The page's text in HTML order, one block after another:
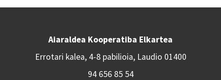
Aiaraldea Kooperatiba Elkartea
Errotari kalea, 4-8 pabilioia, Laudio 01400
94 656 85 54